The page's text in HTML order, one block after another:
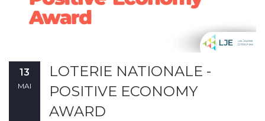
13
MAI
LOTERIE NATIONALE -
POSITIVE ECONOMY
AWARD